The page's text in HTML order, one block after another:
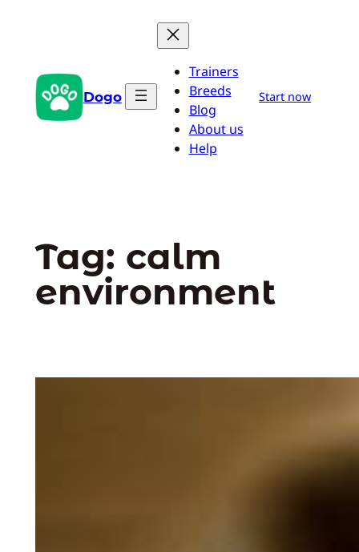
conteúdo Dogo
Trainers
Breeds
Blog
About us
Help
Start now
Tag: calm
environment